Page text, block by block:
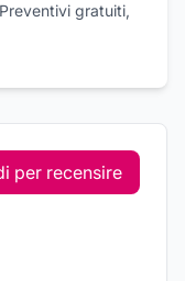
gratuiti,
per recensire